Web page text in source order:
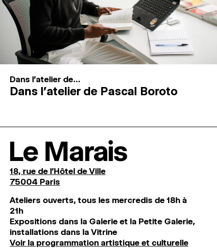
Dans l'atelier de...
Dans l’atelier de Pascal Boroto
Le Marais
18, rue de l'Hôtel de Ville
75004 Paris
Ateliers ouverts, tous les mercredis de 18h à
21h
Expositions dans la Galerie et la Petite Galerie,
installations dans la Vitrine
Voir la programmation artistique et culturelle